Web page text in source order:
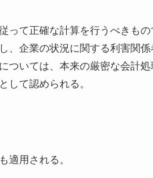
て正確な計算を行うべきも
、企業の状況に関する利害関
ついては、本来の厳密な会計
て認められる。
適用される。